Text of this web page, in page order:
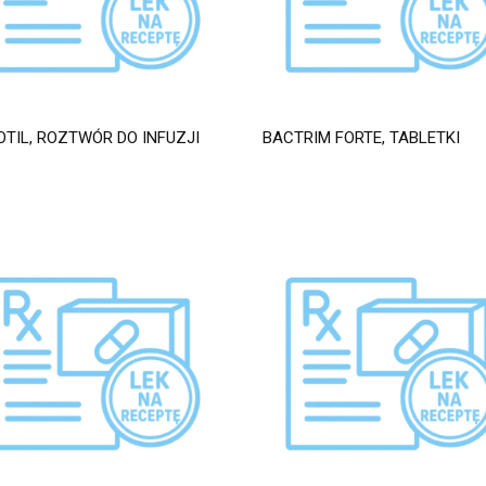
ROZTWÓR DO INFUZJI BACTRIM FORTE, TABLETKI